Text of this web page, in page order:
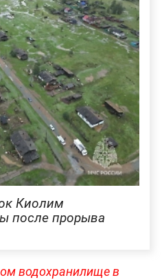
Киолим
после прорыва
водохранилище в